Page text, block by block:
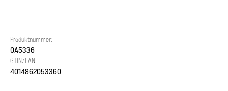
Produktnummer:
OA5336
GTIN/EAN:
4014862053360